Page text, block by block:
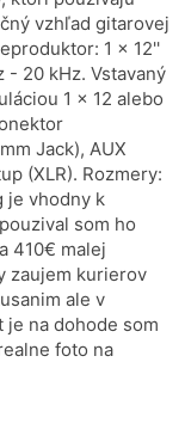
vzhľad gitarovej
1 x 12''
- 20 kHz. Vstavaný
1 x 12 alebo
Jack), AUX
(XLR). Rozmery:
je vhodny k
som ho
410€ malej
zaujem kurierov
ale v
na dohode som
foto na